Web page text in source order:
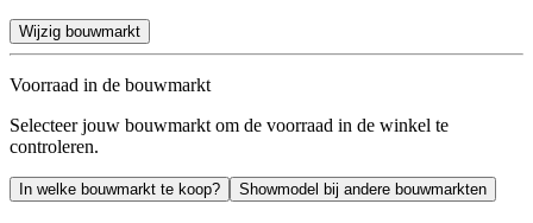
Wijzig bouwmarkt
Voorraad in de bouwmarkt
Selecteer jouw bouwmarkt om de voorraad in de winkel te
controleren.
In welke bouwmarkt te koop? Showmodel bij andere bouwmarkten